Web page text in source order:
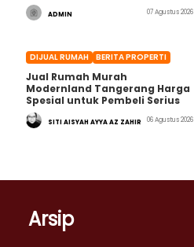
ADMIN 07 Agustus 2026
DIJUAL RUMAH BERITA PROPERTI
Jual Rumah Murah
Modernland Tangerang Harga
Spesial untuk Pembeli Serius
SITI AISYAH AYYA AZ ZAHIR 06 Agustus 2026
Arsip